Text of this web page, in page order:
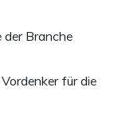
Branche
für die